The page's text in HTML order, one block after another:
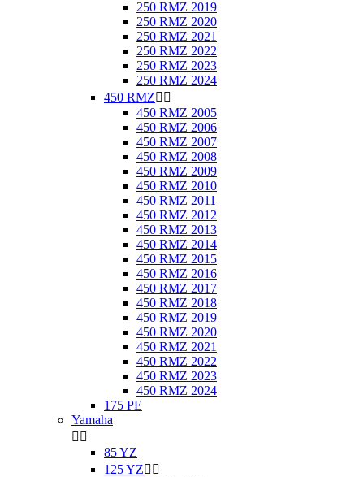
250 RMZ 2019
250 RMZ 2020
250 RMZ 2021
250 RMZ 2022
250 RMZ 2023
250 RMZ 2024
450 RMZ 
450 RMZ 2005
450 RMZ 2006
450 RMZ 2007
450 RMZ 2008
450 RMZ 2009
450 RMZ 2010
450 RMZ 2011
450 RMZ 2012
450 RMZ 2013
450 RMZ 2014
450 RMZ 2015
450 RMZ 2016
450 RMZ 2017
450 RMZ 2018
450 RMZ 2019
450 RMZ 2020
450 RMZ 2021
450 RMZ 2022
450 RMZ 2023
450 RMZ 2024
175 PE
Yamaha
 
85 YZ
125 YZ 